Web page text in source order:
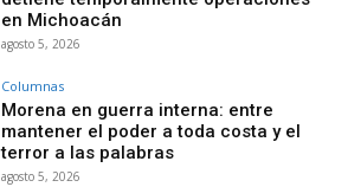
en Michoacán
agosto 5, 2026
Columnas
Morena en guerra interna: entre
mantener el poder a toda costa y el
terror a las palabras
agosto 5, 2026